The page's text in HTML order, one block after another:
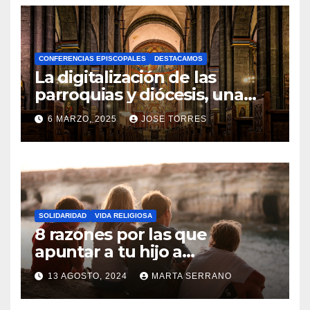
O
H
A
Y
C
O
M
N
T
A
R
I
O
S
CONFERENCIAS EPISCOPALES DESTACAMOS
La digitalización de las
parroquias y diócesis, una
realidad ya para el futuro de
la Iglesia
6 MARZO, 2025 JOSE TORRES
N
O
H
A
Y
SOLIDARIDAD VIDA RELIGIOSA
8 razones por las que
apuntar a tu hijo a
Catequesis
13 AGOSTO, 2024 MARTA SERRANO
N